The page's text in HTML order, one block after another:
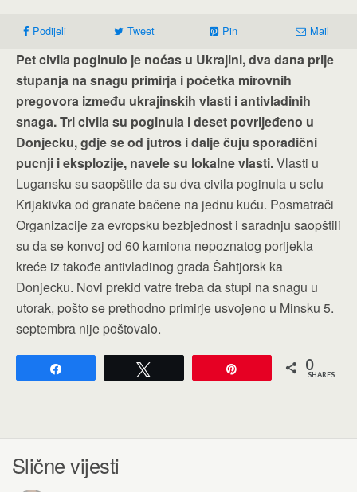
Podijeli Tweet Pin Mail
Pet civila poginulo je noćas u Ukrajini, dva dana prije
stupanja na snagu primirja i početka mirovnih
pregovora između ukrajinskih vlasti i antivladinih
snaga. Tri civila su poginula i deset povrijeđeno u
Donjecku, gdje se od jutros i dalje čuju sporadični
pucnji i eksplozije, navele su lokalne vlasti.Vlasti u
Lugansku su saopštile da su dva civila poginula u selu
Krijakivka od granate bačene na jednu kuću. Posmatrači
Organizacije za evropsku bezbjednost i saradnju saopštili
su da se konvoj od 60 kamiona nepoznatog porijekla
kreće iz takođe antivladinog grada Šahtjorsk ka
Donjecku. Novi prekid vatre treba da stupi na snagu u
utorak, pošto se prethodno primirje usvojeno u Minsku 5.
septembra nije poštovalo.
0
SHARES
Slične vijesti